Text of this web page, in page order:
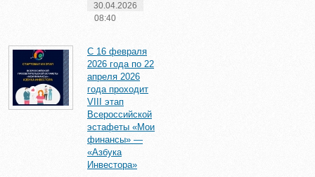
30.04.2026
08:40
С 16 февраля
2026 года по 22
апреля 2026
года проходит
VIII этап
Всероссийской
эстафеты «Мои
финансы» —
«Азбука
Инвестора»